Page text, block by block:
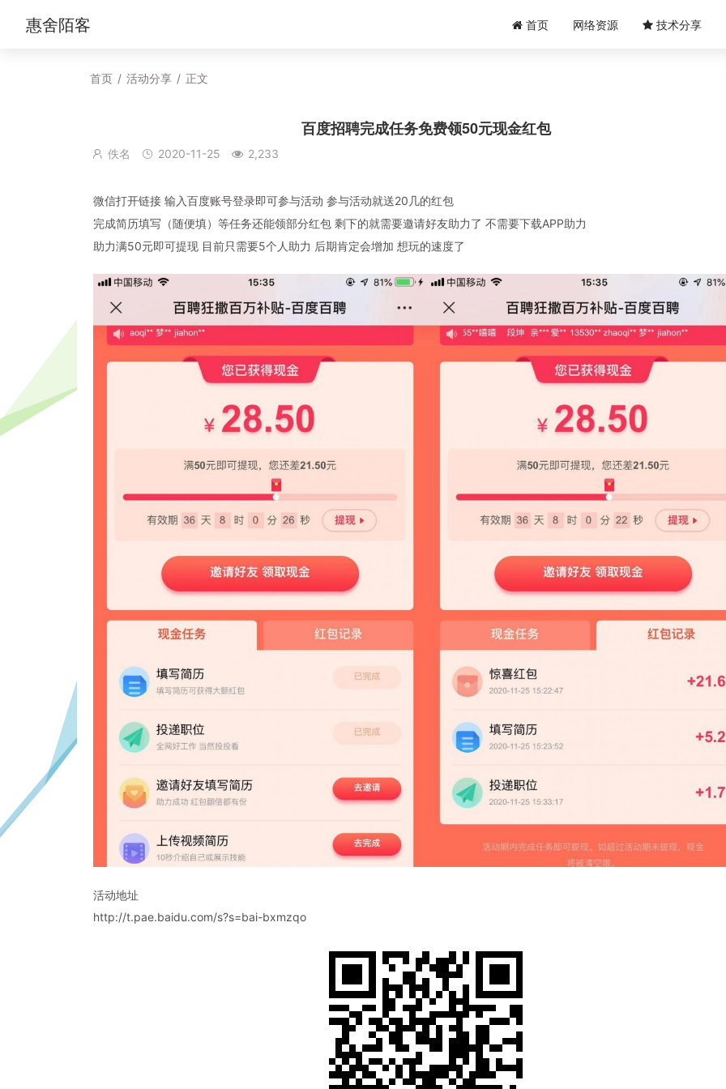
惠舍陌客 首页 网络资源 技术分享
首页 / 活动分享 / 正文
百度招聘完成任务免费领50元现金红包
佚名 2020-11-25 2,233
微信打开链接 输入百度账号登录即可参与活动 参与活动就送20几的红包
完成简历填写（随便填）等任务还能领部分红包 剩下的就需要邀请好友助力了 不需要下载APP助力
助力满50元即可提现 目前只需要5个人助力 后期肯定会增加 想玩的速度了
活动地址
http://t.pae.baidu.com/s?s=bai-bxmzqo